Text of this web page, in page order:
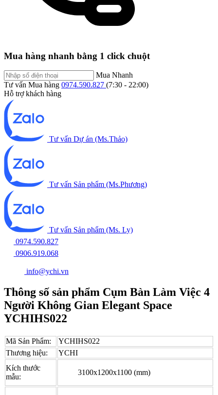
Mua hàng nhanh bằng 1 click chuột
Mua Nhanh
Tư vấn Mua hàng 0974.590.827 (7:30 - 22:00)
Hỗ trợ khách hàng
Tư vấn Dự án (Ms.Thảo)
Tư vấn Sản phẩm (Ms.Phương)
Tư vấn Sản phẩm (Ms. Ly)
0974.590.827
0906.919.068
info@ychi.vn
Thông số sản phẩm Cụm Bàn Làm Việc 4
Người Không Gian Elegant Space
YCHIHS022
Mã Sản Phẩm:
YCHIHS022
Thương hiệu:
YCHI
Kích thước
mẫu:
3100x1200x1100 (mm)